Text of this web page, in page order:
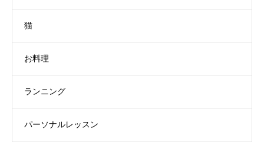
猫
お料理
ランニング
パーソナルレッスン